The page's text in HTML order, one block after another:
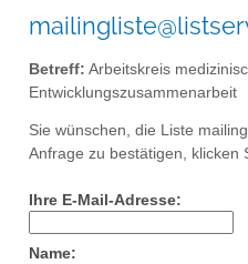
Betreff: Arbeitskreis
Entwicklungszusammenarbeit
Sie wünschen, die Liste
Anfrage zu bestätigen, klicken
Ihre E-Mail-Adresse:
Name: